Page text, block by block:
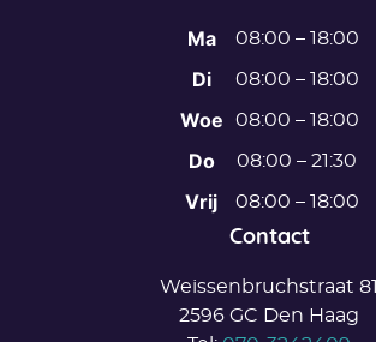
Ma 08:00 – 18:00
Di 08:00 – 18:00
Woe 08:00 – 18:00
Do 08:00 – 21:30
Vrij 08:00 – 18:00
Contact
Weissenbruchstraat 81
2596 GC Den Haag